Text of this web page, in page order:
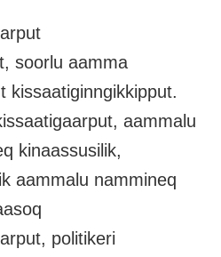
soorlu aamma
kissaatiginngikkipput.
aammalu
kinaassusilik,
aammalu nammineq
politikeri